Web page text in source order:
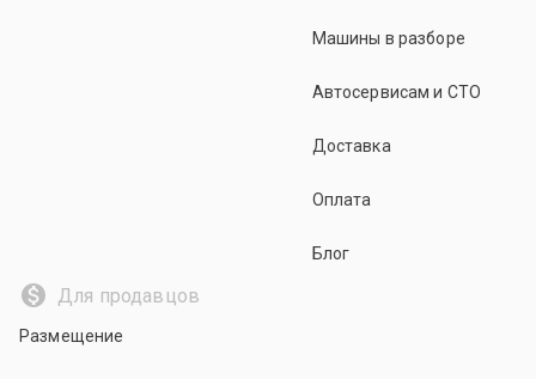
Машины в разборе
Автосервисам и СТО
Доставка
Оплата
Блог
Для продавцов
Размещение